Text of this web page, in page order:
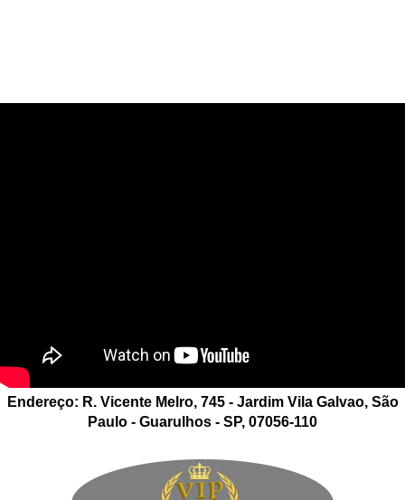
Endereço: R. Vicente Melro, 745 - Jardim Vila Galvao, São
Paulo - Guarulhos - SP, 07056-110